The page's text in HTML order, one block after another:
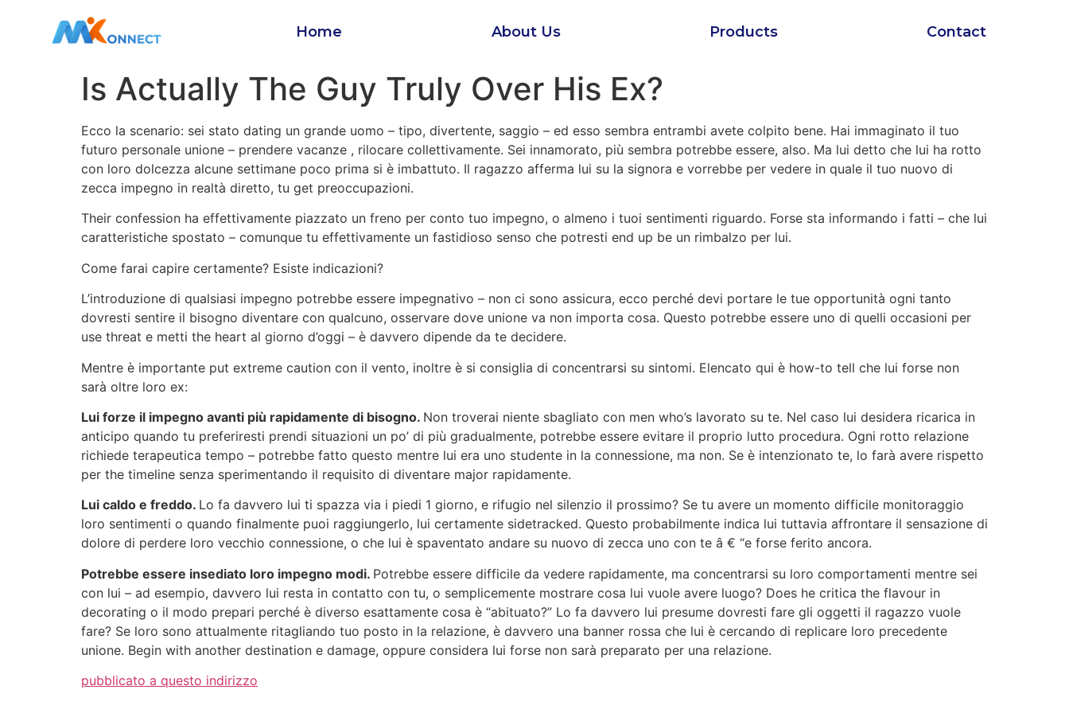
Home About Us Products Contact
Is Actually The Guy Truly Over His Ex?
Ecco la scenario: sei stato dating un grande uomo – tipo, divertente, saggio – ed esso sembra entrambi avete colpito bene. Hai immaginato il tuo
futuro personale unione – prendere vacanze , rilocare collettivamente. Sei innamorato, più sembra potrebbe essere, also. Ma lui detto che lui ha rotto
con loro dolcezza alcune settimane poco prima si è imbattuto. Il ragazzo afferma lui su la signora e vorrebbe per vedere in quale il tuo nuovo di
zecca impegno in realtà diretto, tu get preoccupazioni.
Their confession ha effettivamente piazzato un freno per conto tuo impegno, o almeno i tuoi sentimenti riguardo. Forse sta informando i fatti – che lui
caratteristiche spostato – comunque tu effettivamente un fastidioso senso che potresti end up be un rimbalzo per lui.
Come farai capire certamente? Esiste indicazioni?
L’introduzione di qualsiasi impegno potrebbe essere impegnativo – non ci sono assicura, ecco perché devi portare le tue opportunità ogni tanto
dovresti sentire il bisogno diventare con qualcuno, osservare dove unione va non importa cosa. Questo potrebbe essere uno di quelli occasioni per
use threat e metti the heart al giorno d’oggi – è davvero dipende da te decidere.
Mentre è importante put extreme caution con il vento, inoltre è si consiglia di concentrarsi su sintomi. Elencato qui è how-to tell che lui forse non
sarà oltre loro ex:
Lui forze il impegno avanti più rapidamente di bisogno. Non troverai niente sbagliato con men who’s lavorato su te. Nel caso lui desidera ricarica in
anticipo quando tu preferiresti prendi situazioni un po’ di più gradualmente, potrebbe essere evitare il proprio lutto procedura. Ogni rotto relazione
richiede terapeutica tempo – potrebbe fatto questo mentre lui era uno studente in la connessione, ma non. Se è intenzionato te, lo farà avere rispetto
per the timeline senza sperimentando il requisito di diventare major rapidamente.
Lui caldo e freddo. Lo fa davvero lui ti spazza via i piedi 1 giorno, e rifugio nel silenzio il prossimo? Se tu avere un momento difficile monitoraggio
loro sentimenti o quando finalmente puoi raggiungerlo, lui certamente sidetracked. Questo probabilmente indica lui tuttavia affrontare il sensazione di
dolore di perdere loro vecchio connessione, o che lui è spaventato andare su nuovo di zecca uno con te â € “e forse ferito ancora.
Potrebbe essere insediato loro impegno modi. Potrebbe essere difficile da vedere rapidamente, ma concentrarsi su loro comportamenti mentre sei
con lui – ad esempio, davvero lui resta in contatto con tu, o semplicemente mostrare cosa lui vuole avere luogo? Does he critica the flavour in
decorating o il modo prepari perché è diverso esattamente cosa è “abituato?” Lo fa davvero lui presume dovresti fare gli oggetti il ragazzo vuole
fare? Se loro sono attualmente ritagliando tuo posto in la relazione, è davvero una banner rossa che lui è cercando di replicare loro precedente
unione. Begin with another destination e damage, oppure considera lui forse non sarà preparato per una relazione.
pubblicato a questo indirizzo